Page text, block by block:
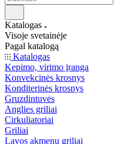
Katalogas
Visoje svetainėje
Pagal katalogą
Katalogas
Kepimo, virimo įranga
Konvekcinės krosnys
Konditerinės krosnys
Gruzdintuvės
Anglies griliai
Cirkuliatoriai
Griliai
Lavos akmenų griliai